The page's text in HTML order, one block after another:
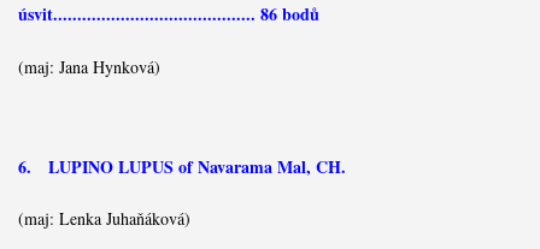
úsvit.......................................... 86 bodů
(maj: Jana Hynková)
6. LUPINO LUPUS of Navarama Mal, CH.
(maj: Lenka Juhaňáková)